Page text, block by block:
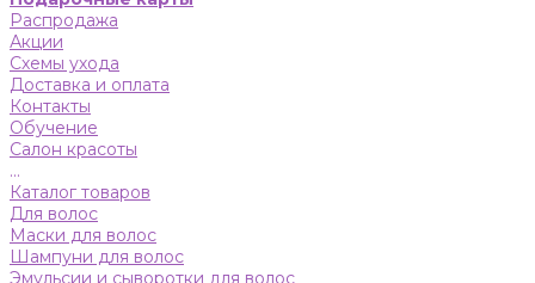
Распродажа
Акции
Схемы ухода
Доставка и оплата
Контакты
Обучение
Салон красоты
...
Каталог товаров
Для волос
Маски для волос
Шампуни для волос
Эмульсии и сыворотки для волос